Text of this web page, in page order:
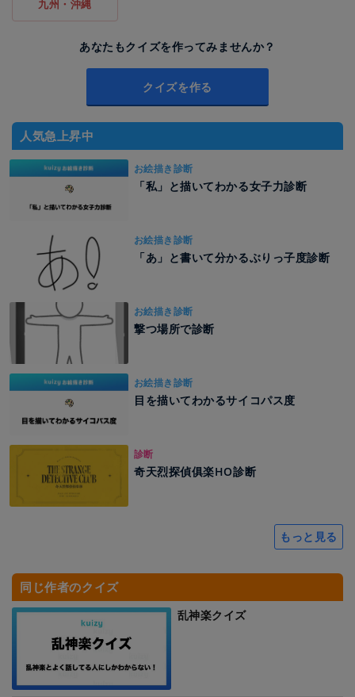
九州・沖縄
あなたもクイズを作ってみませんか？
クイズを作る
人気急上昇中
お絵描き診断
「私」と描いてわかる女子力診断
お絵描き診断
「あ」と書いて分かるぶりっ子度診断
お絵描き診断
撃つ場所で診断
お絵描き診断
目を描いてわかるサイコパス度
診断
奇天烈探偵俱楽HO診断
もっと見る
同じ作者のクイズ
乱神楽クイズ